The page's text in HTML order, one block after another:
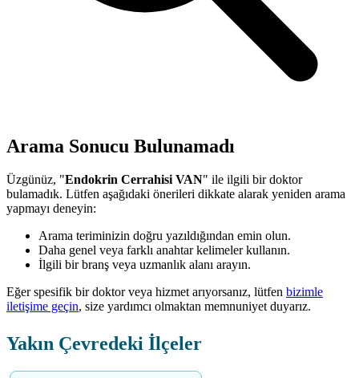
Arama Sonucu Bulunamadı
Üzgünüz, "Endokrin Cerrahisi VAN" ile ilgili bir doktor
bulamadık. Lütfen aşağıdaki önerileri dikkate alarak yeniden arama
yapmayı deneyin:
Arama teriminizin doğru yazıldığından emin olun.
Daha genel veya farklı anahtar kelimeler kullanın.
İlgili bir branş veya uzmanlık alanı arayın.
Eğer spesifik bir doktor veya hizmet arıyorsanız, lütfen bizimle
iletişime geçin, size yardımcı olmaktan memnuniyet duyarız.
Yakın Çevredeki İlçeler